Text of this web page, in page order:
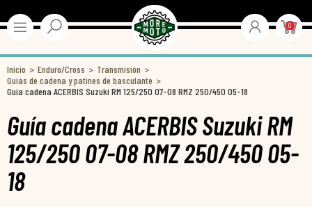
0
Inicio Enduro/Cross
Transmisión
Guias de cadena y patines de basculante
Guía cadena ACERBIS Suzuki RM 125/250 07-08 RMZ 250/450 05-18
Guía cadena ACERBIS Suzuki RM
125/250 07-08 RMZ 250/450 05-
18